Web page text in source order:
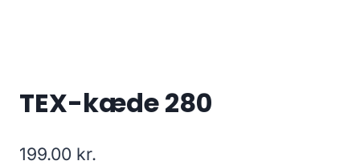
TEX-kæde 280
199.00 kr.